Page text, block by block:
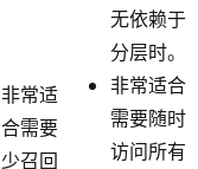
非常适
合需要
少召回
无依赖于
分层时。
非常适合
需要随时
访问所有